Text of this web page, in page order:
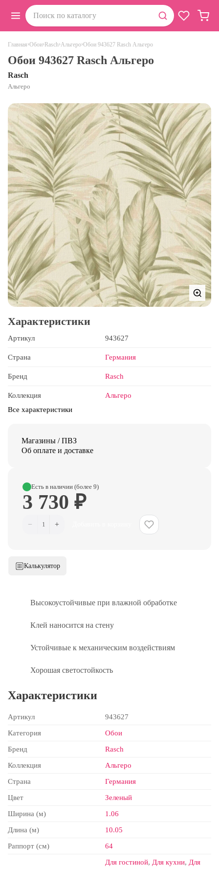
Главная›Обои› Rasch›Альгеро›Обои 943627 Rasch Альгеро
Обои 943627 Rasch Альгеро
Rasch
Альгеро
Характеристики
Артикул 943627
Страна Германия
Бренд Rasch
Коллекция
Альгеро
Все характеристики
Магазины / ПВЗ
Об оплате и доставке
Есть в наличии (более 9)
3 730 ₽
− 1 +
Калькулятор
Характеристики
Артикул 943627
Категория Обои
Бренд Rasch
Коллекция Альгеро
Страна Германия
Цвет Зеленый
Ширина (м) 1.06
Длина (м) 10.05
Раппорт (см) 64
Для гостиной, Для кухни, Для
Высокоустойчивые при влажной обработке
Клей наносится на стену
Устойчивые к механическим воздействиям
Хорошая светостойкость